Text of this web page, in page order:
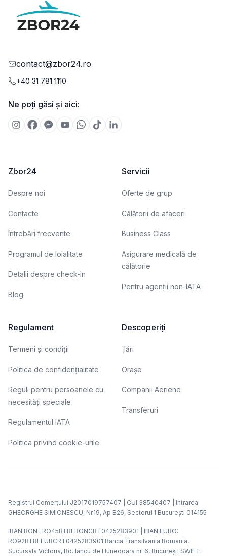
contact@zbor24.ro
+40 31 781 1110
Ne poți găsi și aici:
Zbor24
Despre noi
Contacte
Întrebări frecvente
Programul de loialitate
Detalii despre check-in
Blog
Servicii
Oferte de grup
Călătorii de afaceri
Business Class
Asigurare medicală de
călătorie
Pentru agenții non-IATA
Regulament
Termeni și condiții
Politica de confidențialitate
Reguli pentru persoanele cu
necesități speciale
Regulamentul IATA
Politica privind cookie-urile
Descoperiți
Țări
Orașe
Companii Aeriene
Transferuri
Registrul Comerțului J2017019757407 | CUI 38540407 | Intrarea
GHEORGHE SIMIONESCU, Nr.19, Ap B26, Sectorul 1 Bucureşti 014155
IBAN RON : RO45BTRLRONCRT0425283901 | IBAN EURO:
RO92BTRLEURCRT0425283901 Banca Transilvania Romania,
Sucursala Victoria, Bd. Iancu de Hunedoara nr. 6, Bucureşti SWIFT: